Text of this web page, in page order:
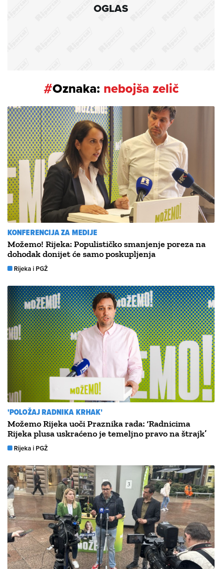
OGLAS
#Oznaka: nebojša zelič
KONFERENCIJA ZA MEDIJE
Možemo! Rijeka: Populističko smanjenje poreza na
dohodak donijet će samo poskupljenja
Rijeka i PGŽ
'POLOŽAJ RADNIKA KRHAK'
Možemo Rijeka uoči Praznika rada: ‘Radnicima
Rijeka plusa uskraćeno je temeljno pravo na štrajk’
Rijeka i PGŽ